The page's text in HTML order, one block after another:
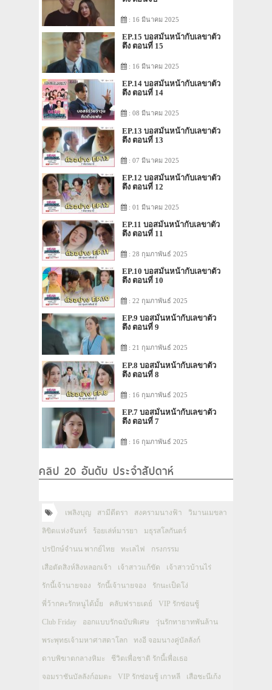
: 16 มีนาคม 2025
EP.15 บอสมั่นหน้ากับเลขาตัว
ตึง ตอนที่ 15
: 16 มีนาคม 2025
EP.14 บอสมั่นหน้ากับเลขาตัว
ตึง ตอนที่ 14
: 08 มีนาคม 2025
EP.13 บอสมั่นหน้ากับเลขาตัว
ตึง ตอนที่ 13
: 07 มีนาคม 2025
EP.12 บอสมั่นหน้ากับเลขาตัว
ตึง ตอนที่ 12
: 01 มีนาคม 2025
EP.11 บอสมั่นหน้ากับเลขาตัว
ตึง ตอนที่ 11
: 28 กุมภาพันธ์ 2025
EP.10 บอสมั่นหน้ากับเลขาตัว
ตึง ตอนที่ 10
: 22 กุมภาพันธ์ 2025
EP.9 บอสมั่นหน้ากับเลขาตัว
ตึง ตอนที่ 9
: 21 กุมภาพันธ์ 2025
EP.8 บอสมั่นหน้ากับเลขาตัว
ตึง ตอนที่ 8
: 16 กุมภาพันธ์ 2025
EP.7 บอสมั่นหน้ากับเลขาตัว
ตึง ตอนที่ 7
: 16 กุมภาพันธ์ 2025
คลิป 20 อันดับ ประจำสัปดาห์
เพลิงบุญ สามีตีตรา สงครามนางฟ้า วิมานเมขลา
ลิขิตแห่งจันทร์ ร้อยเล่ห์มารยา มธุรสโลกันตร์
ปรปักษ์จำนน พากย์ไทย ทะเลไฟ กรงกรรม
เสือตัดสิงห์ลิงหลอกเจ้า เจ้าสาวแก้ขัด เจ้าสาวบ้านไร่
รักนี้เจ้านายจอง รักนี้เจ้านายจอง รักนะเป็ดโง่
พี่ว้ากคะรักหนูได้มั้ย คลับฟรายเดย์ VIP รักซ่อนชู้
Club Friday ออกแบบรักฉบับพิเศษ วุ่นรักทายาทพันล้าน
พระพุทธเจ้ามหาศาสดาโลก ทงอี จอมนางคู่บัลลังก์
ดาบพิฆาตกลางหิมะ ชีวิตเพื่อชาติ รักนี้เพื่อเธอ
จอมราชันบัลลังก์อมตะ VIP รักซ่อนชู้ เกาหลี เสือชะนีเก้ง